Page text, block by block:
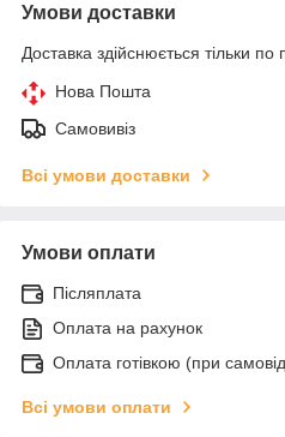
Умови доставки
Доставка здійснюється тільки по
Нова Пошта
Самовивіз
Всі умови доставки
Умови оплати
Післяплата
Оплата на рахунок
Оплата готівкою (при
Всі умови оплати